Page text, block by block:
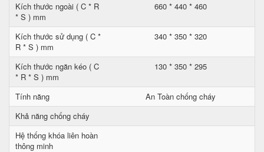
Kích thước ngoài ( C * R
* S ) mm
660 * 440 * 460
Kích thước sử dụng ( C *
R * S ) mm
340 * 350 * 320
Kích thước ngăn kéo ( C
* R * S ) mm
130 * 350 * 295
Tính năng
An Toàn chống cháy
Khả năng chống cháy
Hệ thống khóa liên hoàn
thông minh